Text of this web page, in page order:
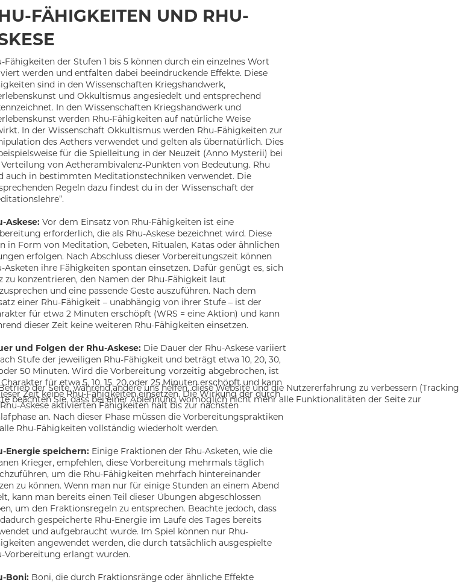
FÄHIGKEITEN UND RHU-
Fähigkeiten der Stufen 1 bis 5 können durch ein einzelnes Wort
werden und entfalten dabei beeindruckende Effekte. Diese
sind in den Wissenschaften Kriegshandwerk,
und Okkultismus angesiedelt und entsprechend
In den Wissenschaften Kriegshandwerk und
werden Rhu-Fähigkeiten auf natürliche Weise
In der Wissenschaft Okkultismus werden Rhu-Fähigkeiten zur
des Aethers verwendet und gelten als übernatürlich. Dies
für die Spielleitung in der Neuzeit (Anno Mysterii) bei
von Aetherambivalenz-Punkten von Bedeutung. Rhu
auch in bestimmten Meditationstechniken verwendet. Die
Regeln dazu findest du in der Wissenschaft der
Askese:Vor dem Einsatz von Rhu-Fähigkeiten ist eine
erforderlich, die als Rhu-Askese bezeichnet wird. Diese
in Form von Meditation, Gebeten, Ritualen, Katas oder ähnlichen
erfolgen. Nach Abschluss dieser Vorbereitungszeit können
Asketen ihre Fähigkeiten spontan einsetzen. Dafür genügt es, sich
zu konzentrieren, den Namen der Rhu-Fähigkeit laut
und eine passende Geste auszuführen. Nach dem
einer Rhu-Fähigkeit – unabhängig von ihrer Stufe – ist der
für etwa 2 Minuten erschöpft (WRS = eine Aktion) und kann
dieser Zeit keine weiteren Rhu-Fähigkeiten einsetzen.
und Folgen der Rhu-Askese: Die Dauer der Rhu-Askese variiert
Stufe der jeweiligen Rhu-Fähigkeit und beträgt etwa 10, 20, 30,
50 Minuten. Wird die Vorbereitung vorzeitig abgebrochen, ist
für etwa 5, 10, 15, 20 oder 25 Minuten erschöpft und kann
Zeit keine Rhu-Fähigkeiten einsetzen. Die Wirkung der durch
Askese aktivierten Fähigkeiten hält bis zur nächsten
an. Nach dieser Phase müssen die Vorbereitungspraktiken
Rhu-Fähigkeiten vollständig wiederholt werden.
Energie speichern: Einige Fraktionen der Rhu-Asketen, wie die
Krieger, empfehlen, diese Vorbereitung mehrmals täglich
um die Rhu-Fähigkeiten mehrfach hintereinander
zu können. Wenn man nur für einige Stunden an einem Abend
kann man bereits einen Teil dieser Übungen abgeschlossen
um den Fraktionsregeln zu entsprechen. Beachte jedoch, dass
gespeicherte Rhu-Energie im Laufe des Tages bereits
und aufgebraucht wurde. Im Spiel können nur Rhu-
angewendet werden, die durch tatsächlich ausgespielte
Vorbereitung erlangt wurden.
Boni: Boni, die durch Fraktionsränge oder ähnliche Effekte
der Seite, während andere uns helfen, diese Website und die Nutzererfahrung zu verbessern (Tracking
beachten Sie, dass bei einer Ablehnung womöglich nicht mehr alle Funktionalitäten der Seite zur